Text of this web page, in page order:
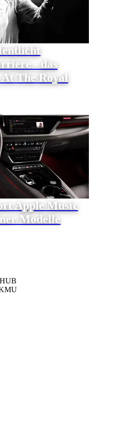
- das
The Royal
Apple Music
Modelle